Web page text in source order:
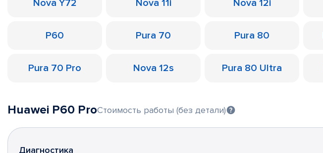
Nova Y72 Nova 11i Nova 12i
P60 Pura 70 Pura 80
Pura 70 Pro Nova 12s Pura 80 Ultra
Huawei P60 ProСтоимость работы (без детали)
Диагностика